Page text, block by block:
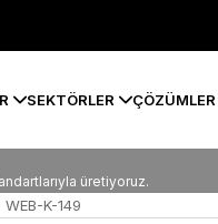
SEKTÖRLER ÇÖZÜMLER
üretiyoruz.
WEB-K-149